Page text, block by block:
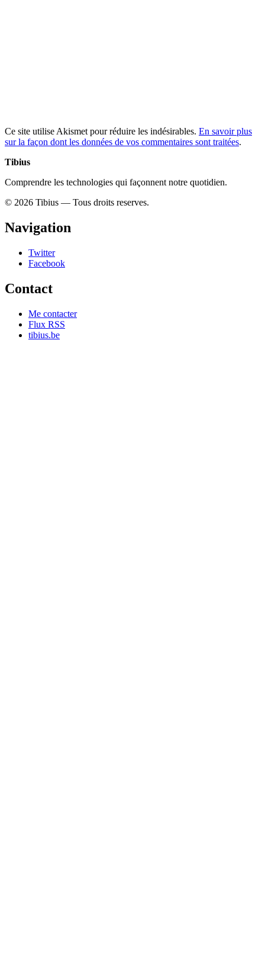
Ce site utilise Akismet pour réduire les indésirables. En savoir plus
sur la façon dont les données de vos commentaires sont traitées.
Tibius
Comprendre les technologies qui façonnent notre quotidien.
© 2026 Tibius — Tous droits reserves.
Navigation
Twitter
Facebook
Contact
Me contacter
Flux RSS
tibius.be